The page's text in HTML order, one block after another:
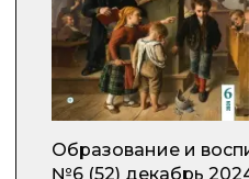
Образование и
№6 (52) декабрь